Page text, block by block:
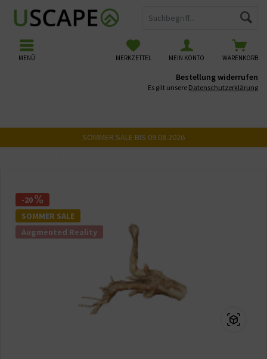
WARENKORB
MERKZETTEL MEIN KONTO
MENÜ
Bestellung widerrufen
Es gilt unsere Datenschutzerklärung
SOMMER SALE BIS 09.08.2026
-20
SOMMER SALE
Augmented Reality